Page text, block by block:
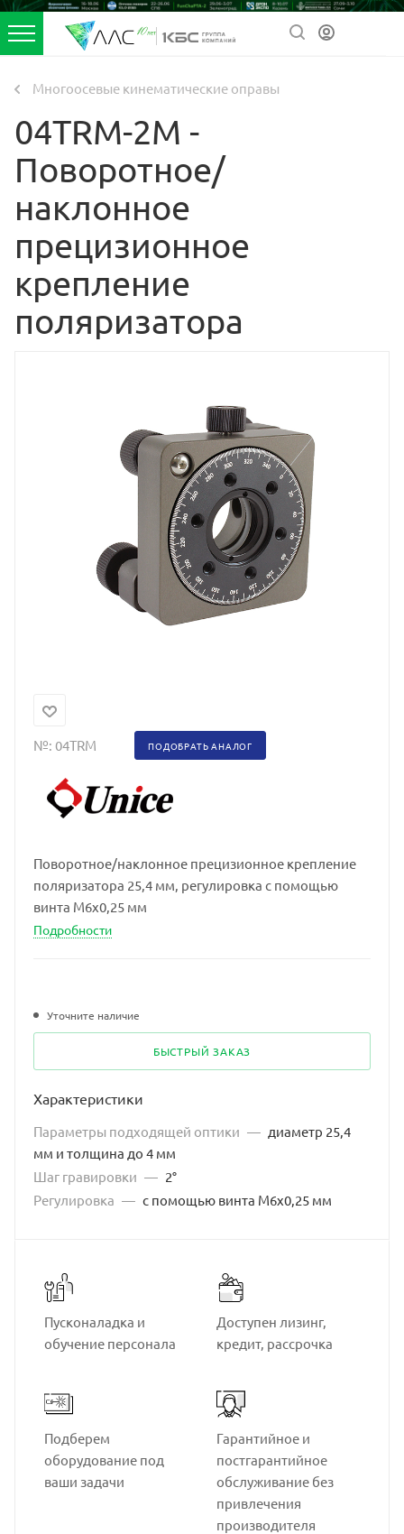
Многоосевые кинематические оправы
04TRM-2M -
Поворотное/
наклонное
прецизионное
крепление
поляризатора
№: 04TRM ПОДОБРАТЬ АНАЛОГ
Поворотное/наклонное прецизионное крепление
поляризатора 25,4 мм, регулировка с помощью
винта M6x0,25 мм
Подробности
Уточните наличие
БЫСТРЫЙ ЗАКАЗ
Характеристики
Параметры подходящей оптики — диаметр 25,4
мм и толщина до 4 мм
Шаг гравировки — 2°
Регулировка — с помощью винта M6x0,25 мм
Пусконаладка и
обучение персонала
Доступен лизинг,
кредит, рассрочка
Подберем
оборудование под
ваши задачи
Гарантийное и
постгарантийное
обслуживание без
привлечения
производителя